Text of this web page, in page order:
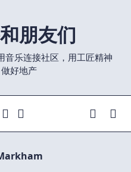
朋友们
音乐连接社区，用工匠精神
做好地产